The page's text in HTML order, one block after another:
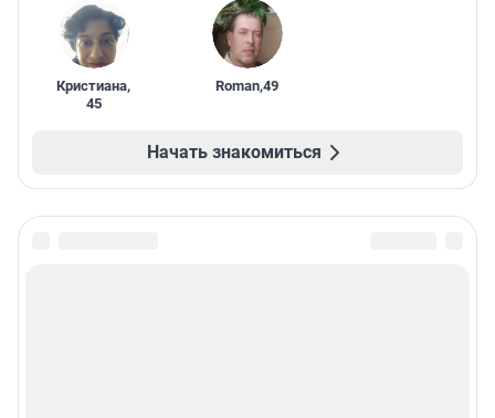
Кристиана,
45
Roman,49
Начать знакомиться